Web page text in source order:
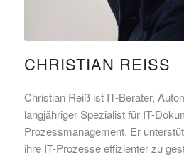
CHRISTIAN REISS
Christian Reiß ist IT-Berater,
langjähriger Spezialist für IT-
Prozessmanagement. Er
ihre IT-Prozesse effizienter zu